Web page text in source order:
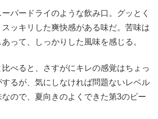
パードライのような飲み口。グッとく
ッキリした爽快感がある味だ。苦味は
って、しっかりした風味を感じる。
べると、さすがにキレの感覚はちょっ
るが、気にしなければ問題ないレベル
ので、夏向きのよくできた第3のビー